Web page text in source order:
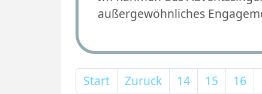
außergewöhnliches
Start Zurück 14 15 16